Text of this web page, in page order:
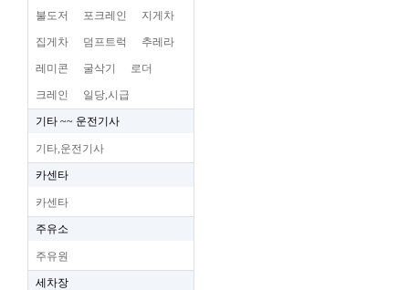
불도저 포크레인 지게차
집게차 덤프트럭 추레라
레미콘 굴삭기 로더
크레인 일당,시급
기타 ~~ 운전기사
기타,운전기사
카센타
카센타
주유소
주유원
세차장